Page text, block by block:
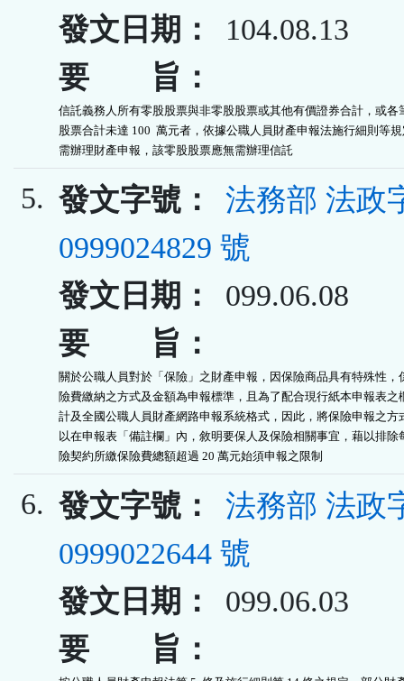
發文日期：
104.08.13
要 旨：
信託義務人所有零股股票與非零股股票或其他有價證券合計，或各
股票合計未達 100  萬元者，依據公職人員財產申報法施行細則等
需辦理財產申報，該零股股票應無需辦理信託
5. 發文字號：
法務部 法政
0999024829 號
發文日期：
099.06.08
要 旨：
關於公職人員對於「保險」之財產申報，因保險商品具有特殊性，
險費繳納之方式及金額為申報標準，且為了配合現行紙本申報表之
計及全國公職人員財產網路申報系統格式，因此，將保險申報之方
以在申報表「備註欄」內，敘明要保人及保險相關事宜，藉以排除
險契約所繳保險費總額超過 20 萬元始須申報之限制
6. 發文字號：
法務部 法政
0999022644 號
發文日期：
099.06.03
要 旨：